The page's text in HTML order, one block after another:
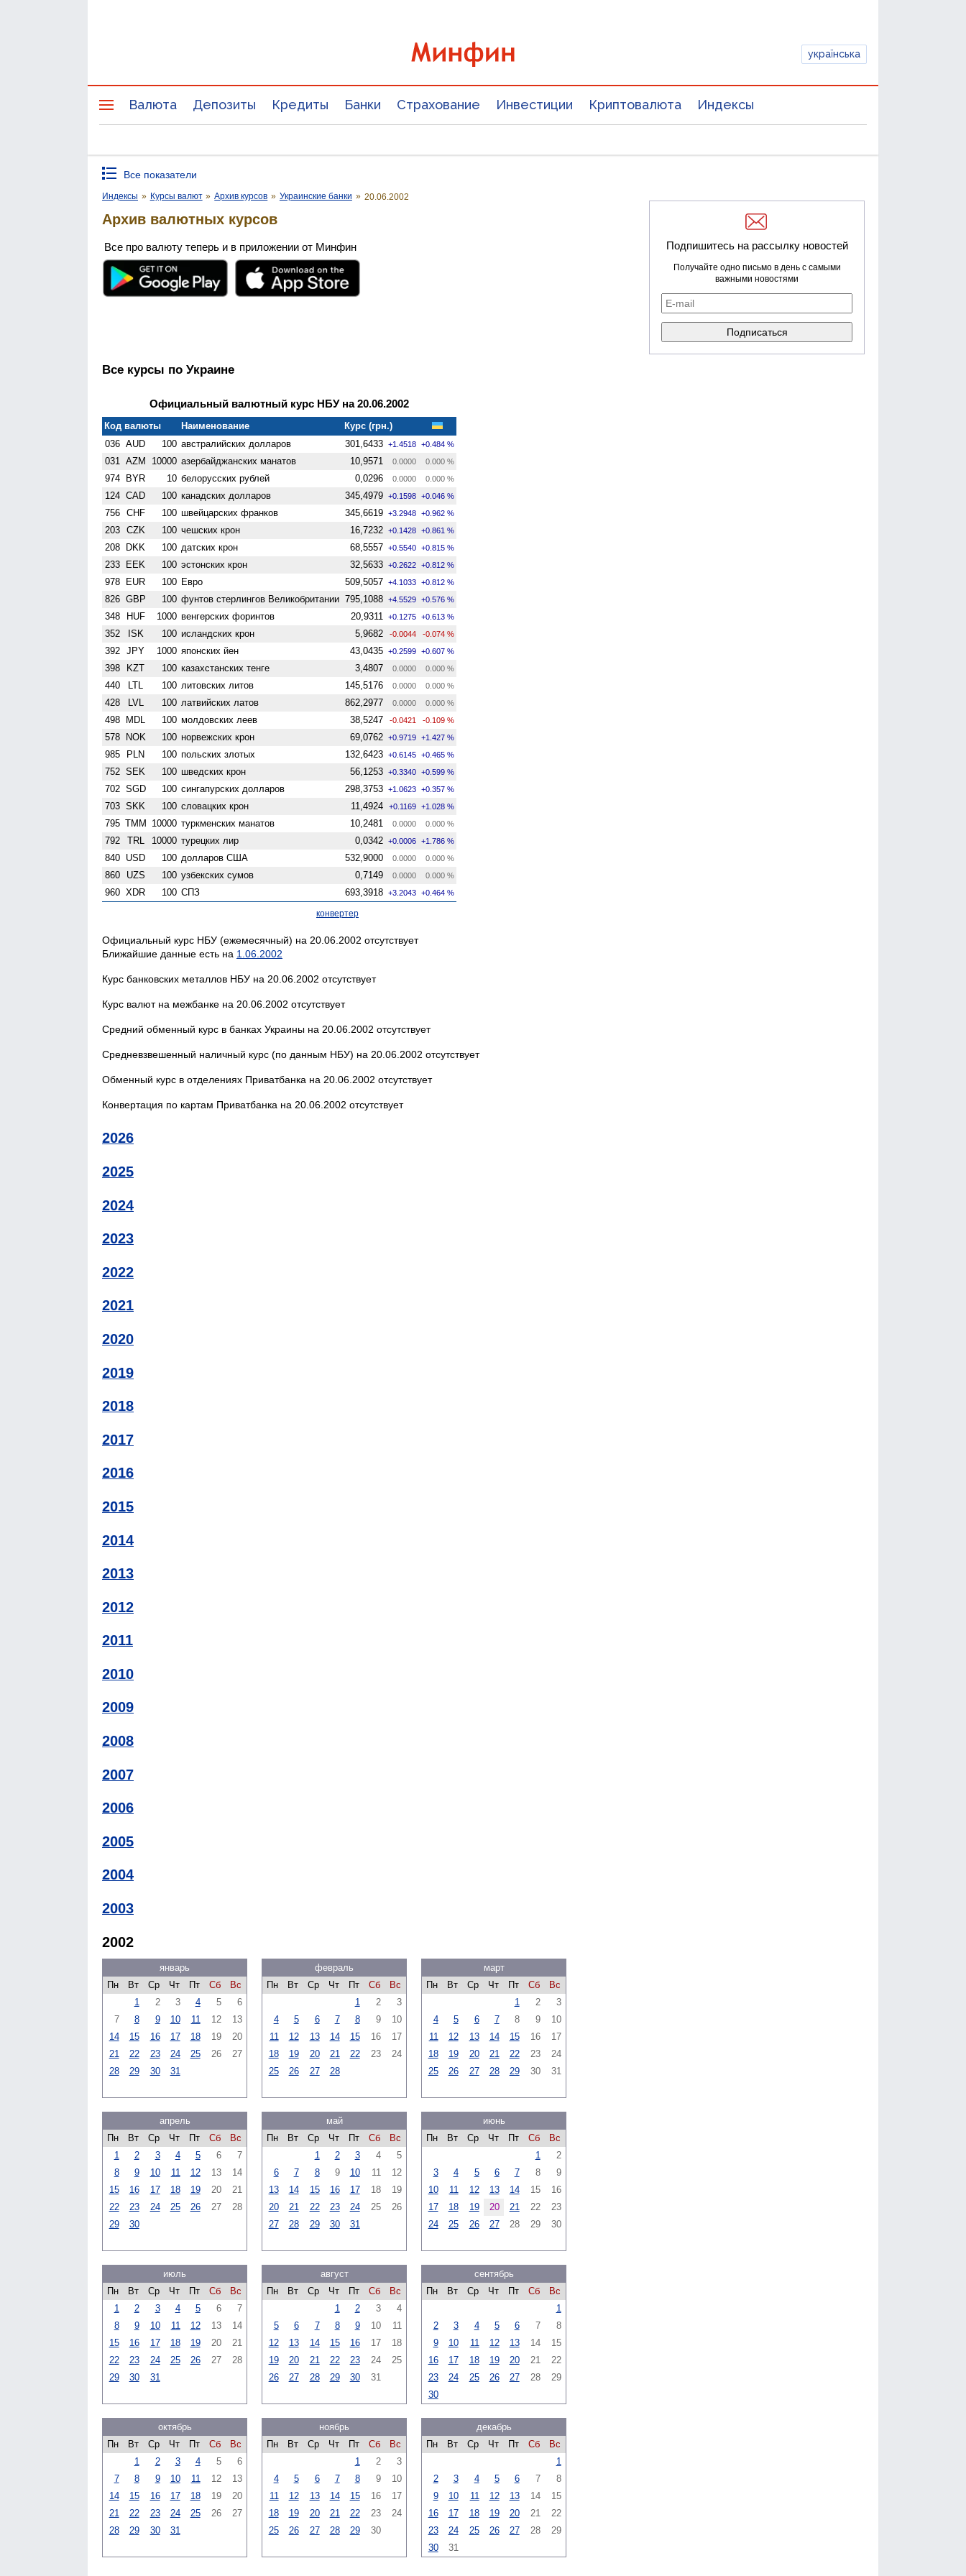
українська
Валюта Депозиты Кредиты Банки Страхование Инвестиции Криптовалюта Индексы
Все показатели
Индексы » Курсы валют » Архив курсов » Украинские банки » 20.06.2002
Архив валютных курсов
Все про валюту теперь и в приложении от Минфин
Все курсы по Украине
Официальный валютный курс НБУ на 20.06.2002
Код валюты Наименование
Курс (грн.)
036 AUD 100 австралийских долларов 301,6433 +1.4518 +0.484 %
031 AZM 10000 азербайджанских манатов 10,9571 0.0000 0.000 %
974 BYR 10 белорусских рублей 0,0296 0.0000 0.000 %
124 CAD 100 канадских долларов 345,4979 +0.1598 +0.046 %
756 CHF 100 швейцарских франков 345,6619 +3.2948 +0.962 %
203 CZK 100 чешских крон 16,7232 +0.1428 +0.861 %
208 DKK 100 датских крон 68,5557 +0.5540 +0.815 %
233 EEK 100 эстонских крон 32,5633 +0.2622 +0.812 %
978 EUR 100 Евро 509,5057 +4.1033 +0.812 %
826 GBP 100 фунтов стерлингов Велико­британии 795,1088 +4.5529 +0.576 %
348 HUF 1000 венгерских форинтов 20,9311 +0.1275 +0.613 %
352 ISK 100 исландских крон 5,9682 -0.0044 -0.074 %
392 JPY 1000 японских йен 43,0435 +0.2599 +0.607 %
398 KZT 100 казахстанских тенге 3,4807 0.0000 0.000 %
440 LTL 100 литовских литов 145,5176 0.0000 0.000 %
428 LVL 100 латвийских латов 862,2977 0.0000 0.000 %
498 MDL 100 молдовских леев 38,5247 -0.0421 -0.109 %
578 NOK 100 норвежских крон 69,0762 +0.9719 +1.427 %
985 PLN 100 польских злотых 132,6423 +0.6145 +0.465 %
752 SEK 100 шведских крон 56,1253 +0.3340 +0.599 %
702 SGD 100 сингапурских долларов 298,3753 +1.0623 +0.357 %
703 SKK 100 словацких крон 11,4924 +0.1169 +1.028 %
795 TMM 10000 туркменских манатов 10,2481 0.0000 0.000 %
792 TRL 10000 турецких лир 0,0342 +0.0006 +1.786 %
840 USD 100 долларов США 532,9000 0.0000 0.000 %
860 UZS 100 узбекских сумов 0,7149 0.0000 0.000 %
960 XDR 100 СПЗ 693,3918 +3.2043 +0.464 %
конвертер
Официальный курс НБУ (ежемесячный) на 20.06.2002 отсутствует
Ближайшие данные есть на 1.06.2002
Курс банковских металлов НБУ на 20.06.2002 отсутствует
Курс валют на межбанке на 20.06.2002 отсутствует
Средний обменный курс в банках Украины на 20.06.2002 отсутствует
Средневзвешенный наличный курс (по данным НБУ) на 20.06.2002 отсутствует
Обменный курс в отделениях Приватбанка на 20.06.2002 отсутствует
Конвертация по картам Приватбанка на 20.06.2002 отсутствует
2026
2025
2024
2023
2022
2021
2020
2019
2018
2017
2016
2015
2014
2013
2012
2011
2010
2009
2008
2007
2006
2005
2004
2003
2002
январь
Пн
Вт Ср Чт Пт Сб
Вс
1
2 3 4 5
6
7
8 9 10 11 12
13
14
15 16 17 18 19
20
21
22 23 24 25 26
27
28
29 30 31
февраль
Пн
Вт Ср Чт Пт Сб
Вс
1
2
3
4
5 6 7 8 9
10
11
12 13 14 15 16
17
18
19 20 21 22 23
24
25
26 27 28
март
Пн
Вт Ср Чт Пт Сб
Вс
1
2
3
4
5 6 7 8 9
10
11
12 13 14 15 16
17
18
19 20 21 22 23
24
25
26 27 28 29 30 31
апрель
Пн
Вт Ср Чт Пт Сб
Вс
1
2 3 4 5 6
7
8
9 10 11 12 13
14
15
16 17 18 19 20
21
22
23 24 25 26 27
28
29
30
май
Пн
Вт Ср Чт Пт Сб
Вс
1
2 3 4
5
6
7 8 9 10 11
12
13
14 15 16 17 18
19
20
21 22 23 24 25
26
27
28 29 30 31
июнь
Пн
Вт Ср Чт Пт Сб
Вс
1
2
3
4 5 6 7 8
9
10
11 12 13 14 15
16
17
18 19 20 21 22
23
24
25 26 27 28 29 30
июль
Пн
Вт Ср Чт Пт Сб
Вс
1
2 3 4 5 6
7
8
9 10 11 12 13
14
15
16 17 18 19 20
21
22
23 24 25 26 27
28
29
30 31
август
Пн
Вт Ср Чт Пт Сб
Вс
1
2 3
4
5
6 7 8 9 10
11
12
13 14 15 16 17
18
19
20 21 22 23 24
25
26
27 28 29 30 31
сентябрь
Пн
Вт Ср Чт Пт Сб
Вс
1
2
3 4 5 6 7
8
9
10 11 12 13 14
15
16
17 18 19 20 21
22
23
24 25 26 27 28
29
30
октябрь
Пн
Вт Ср Чт Пт Сб
Вс
1
2 3 4 5
6
7
8 9 10 11 12
13
14
15 16 17 18 19
20
21
22 23 24 25 26
27
28
29 30 31
ноябрь
Пн
Вт Ср Чт Пт Сб
Вс
1
2
3
4
5 6 7 8 9
10
11
12 13 14 15 16
17
18
19 20 21 22 23
24
25
26 27 28 29 30
декабрь
Пн
Вт Ср Чт Пт Сб
Вс
1
2
3 4 5 6 7
8
9
10 11 12 13 14
15
16
17 18 19 20 21
22
23
24 25 26 27 28
29
30
31
Подпишитесь на рассылку новостей
Получайте одно письмо в день с самыми
важными новостями